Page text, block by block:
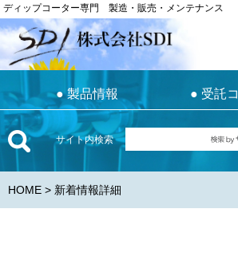
ディップコーター専門 製造・販売・メンテナンス
●製品情報 ● 受託
ディップコーター専門 製造・販売・メンテナンス
●製品情報 受託コ
サイト内検索
HOME> 新着情報詳細